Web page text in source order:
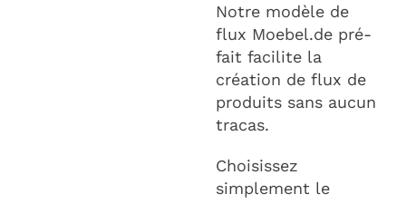
Notre modèle de
flux Moebel.de pré-
fait facilite la
création de flux de
produits sans aucun
tracas.
Choisissez
simplement le